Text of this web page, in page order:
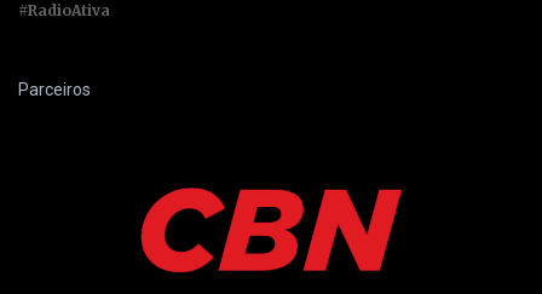
#RadioAtiva
Parceiros